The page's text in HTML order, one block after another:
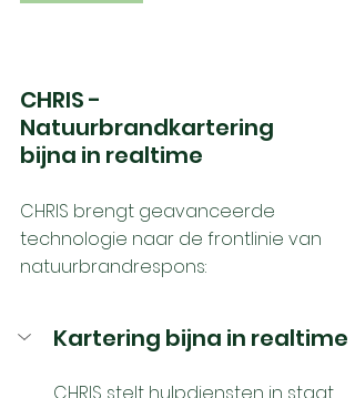
CHRIS -
Natuurbrandkartering
bijna in realtime
CHRIS brengt geavanceerde
technologie naar de frontlinie van
natuurbrandrespons:
Kartering bijna in realtime
CHRIS stelt hulpdiensten in staat